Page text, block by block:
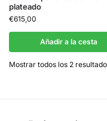
plateado
€615,00
Añadir a la cesta
Mostrar todos los 2